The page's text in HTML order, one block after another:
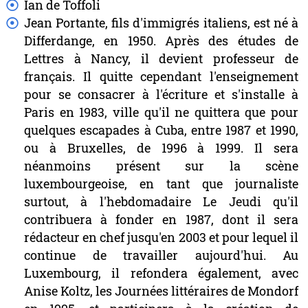
IandeToffoli
JeanPortante,filsd'immigrés italiens, est néà
Differdange,en 1950.Aprèsdes étudesde
Lettres à Nancy, il devient professeur de
français. Il quittecependant l'enseignement
pour se consacrer à l'écriture et s'installe à
Paris en 1983, ville qu'ilne quitteraque pour
quelquesescapades à Cuba,entre 1987 et 1990,
ou à Bruxelles, de 1996à 1999.Il sera
néanmoins présent sur la scène
luxembourgeoise, en tant que journaliste
surtout,à l'hebdomadaireLe Jeudiqu'il
contribueraàfonderen 1987, dont il sera
rédacteurenchefjusqu'en 2003 etpour lequelil
continue de travailler aujourd'hui. Au
Luxembourg,il refondera également, avec
AniseKoltz, lesJournéeslittérairesdeMondorf